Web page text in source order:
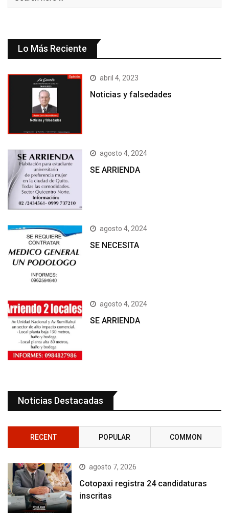
Lo Más Reciente
abril 4, 2023
Noticias y falsedades
agosto 4, 2024
SE ARRIENDA
agosto 4, 2024
SE NECESITA
agosto 4, 2024
SE ARRIENDA
Noticias Destacadas
RECENT POPULAR COMMON
agosto 7, 2026
Cotopaxi registra 24 candidaturas
inscritas